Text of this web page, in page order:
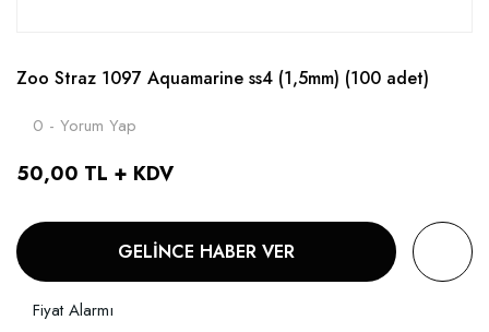
Zoo Straz 1097 Aquamarine ss4 (1,5mm) (100 adet)
0 - Yorum Yap
50,00 TL + KDV
GELİNCE HABER VER
Fiyat Alarmı